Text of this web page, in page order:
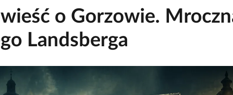
o Gorzowie.
Landsberga